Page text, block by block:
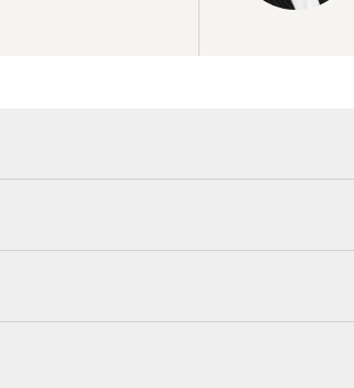
Sitz-Rücken-Polster / 2 Cocktail-Kissen
mit unterschiedlich breiten Teak-Latten, der